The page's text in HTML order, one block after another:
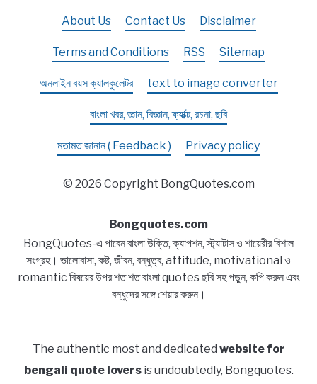
About Us Contact Us Disclaimer
Terms and Conditions RSS Sitemap
অনলাইন বয়স ক্যালকুলেটর text to image converter
বাংলা খবর, জ্ঞান, বিজ্ঞান, ফ্যাক্ট, রচনা, ছবি
মতামত জানান ( Feedback ) Privacy policy
© 2026 Copyright BongQuotes.com
Bongquotes.com
BongQuotes-এ পাবেন বাংলা উক্তি, ক্যাপশন, স্ট্যাটাস ও শায়েরীর বিশাল
সংগ্রহ। ভালোবাসা, কষ্ট, জীবন, বন্ধুত্ব, attitude, motivational ও
romantic বিষয়ের উপর শত শত বাংলা quotes ছবি সহ পড়ুন, কপি করুন এবং
বন্ধুদের সঙ্গে শেয়ার করুন।
The authentic most and dedicated website for
bengali quote loversis undoubtedly, Bongquotes.